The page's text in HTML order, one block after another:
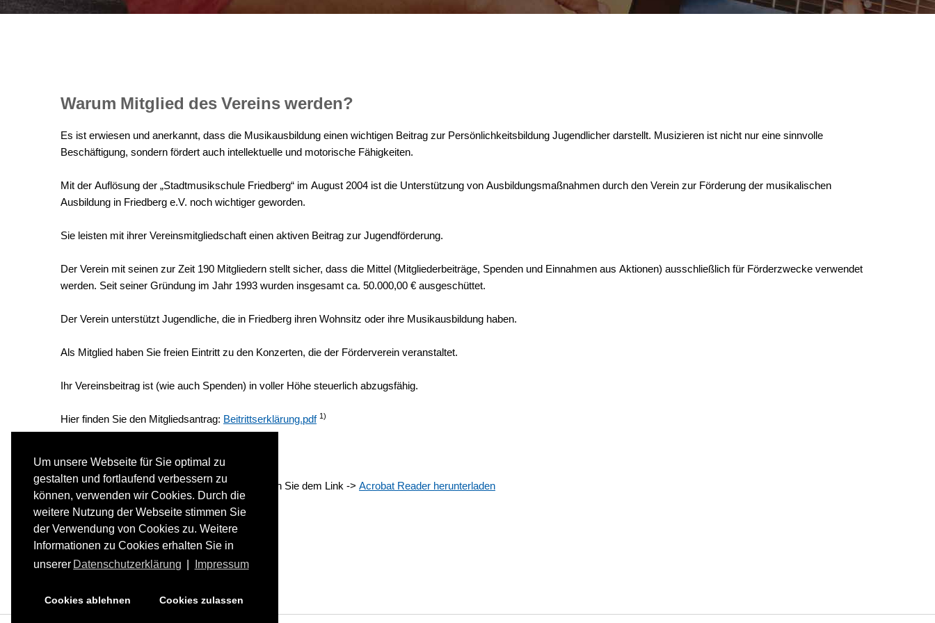
Um unsere Webseite für Sie optimal zu
gestalten und fortlaufend verbessern zu
können, verwenden wir Cookies. Durch die
weitere Nutzung der Webseite stimmen Sie
der Verwendung von Cookies zu. Weitere
Informationen zu Cookies erhalten Sie in
unserer Datenschutzerklärung Impressum
Cookies ablehnen Cookies zulassen
Warum Mitglied des Vereins werden?
Es ist erwiesen und anerkannt, dass die Musikausbildung einen wichtigen Beitrag zur Persönlichkeitsbildung Jugendlicher darstellt. Musizieren ist nicht nur eine sinnvolle
Beschäftigung, sondern fördert auch intellektuelle und motorische Fähigkeiten.
Mit der Auflösung der „Stadtmusikschule Friedberg“ im August 2004 ist die Unterstützung von Ausbildungsmaßnahmen durch den Verein zur Förderung der musikalischen
Ausbildung in Friedberg e.V. noch wichtiger geworden.
Sie leisten mit ihrer Vereinsmitgliedschaft einen aktiven Beitrag zur Jugendförderung.
Der Verein mit seinen zur Zeit 190 Mitgliedern stellt sicher, dass die Mittel (Mitgliederbeiträge, Spenden und Einnahmen aus Aktionen) ausschließlich für Förderzwecke verwendet
werden. Seit seiner Gründung im Jahr 1993 wurden insgesamt ca. 50.000,00 € ausgeschüttet.
Der Verein unterstützt Jugendliche, die in Friedberg ihren Wohnsitz oder ihre Musikausbildung haben.
Als Mitglied haben Sie freien Eintritt zu den Konzerten, die der Förderverein veranstaltet.
Ihr Vereinsbeitrag ist (wie auch Spenden) in voller Höhe steuerlich abzugsfähig.
Hier finden Sie den Mitgliedsantrag: Beitrittserklärung.pdf 1)
1) Falls Sie keinen Acrobat Reader haben, folgen Sie dem Link -> Acrobat Reader herunterladen